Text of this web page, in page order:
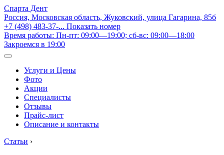
Спарта Дент
Россия, Московская область, Жуковский, улица Гагарина, 85б
+7 (498) 483-37-... Показать номер
Время работы: Пн-пт: 09:00—19:00; сб-вс: 09:00—18:00
Закроемся в 19:00
Услуги и Цены
Фото
Акции
Специалисты
Отзывы
Прайс-лист
Описание и контакты
Статьи ›